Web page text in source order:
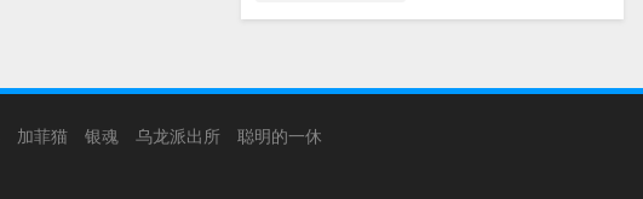
加菲猫 银魂 乌龙派出所 聪明的一休